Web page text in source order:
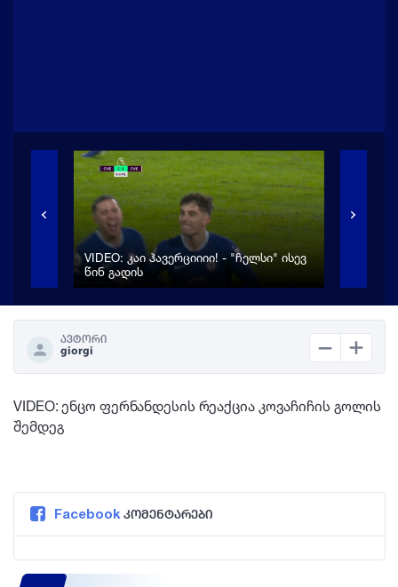
VIDEO: კაი ჰავერციიიი! - "ჩელსი" ისევ
წინ გადის
ავტორი
giorgi
VIDEO: ენცო ფერნანდესის რეაქცია კოვაჩიჩის გოლის
შემდეგ
Facebook კომენტარები